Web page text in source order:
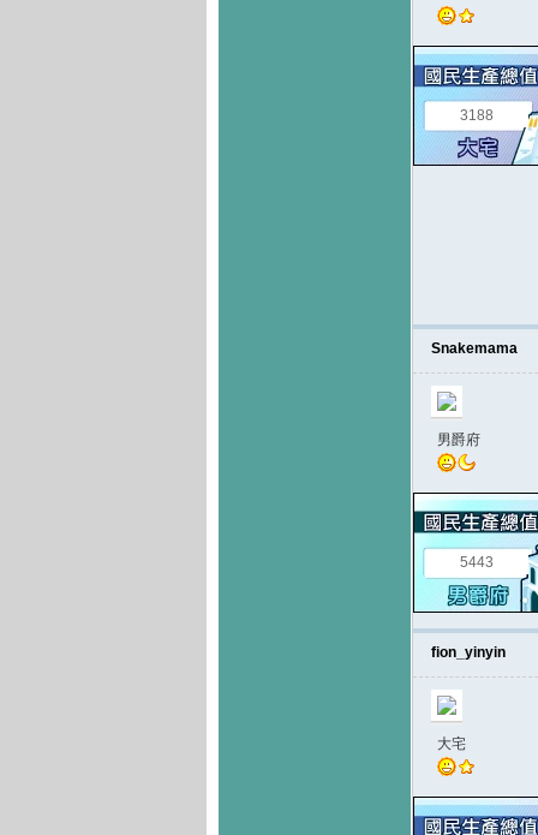
3188
Snakemama
男爵府
5443
fion_yinyin
大宅